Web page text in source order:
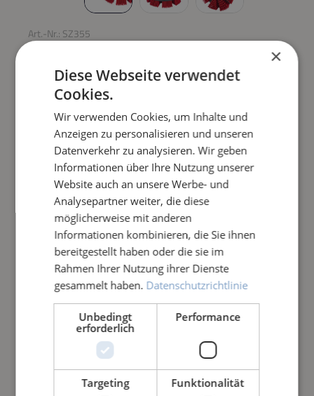
Art.-Nr.: SZ355
SAUGBÜRSTE Ø 20 CM
Regulärer Preis:
169,00 €
Preise inkl. MwSt. zzgl. Versandkosten
Produkt Anzahl: Gib den gewünschten
IN DEN WARENKORB
Frage zum Artikel
PRODUKTINFORMATIONEN
×
Diese Webseite verwendet
Cookies.
Wir verwenden Cookies, um Inhalte und
Anzeigen zu personalisieren und unseren
Datenverkehr zu analysieren. Wir geben
Informationen über Ihre Nutzung unserer
Website auch an unsere Werbe- und
Analysepartner weiter, die diese
möglicherweise mit anderen
Informationen kombinieren, die Sie ihnen
bereitgestellt haben oder die sie im
Rahmen Ihrer Nutzung ihrer Dienste
gesammelt haben. Datenschutzrichtlinie
Unbedingt
erforderlich
Performance
Targeting Funktionalität